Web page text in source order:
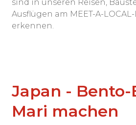
sind in unseren Reisen,
Ausflügen am MEET-A-
erkennen.
Japan - Bento-
Mari machen